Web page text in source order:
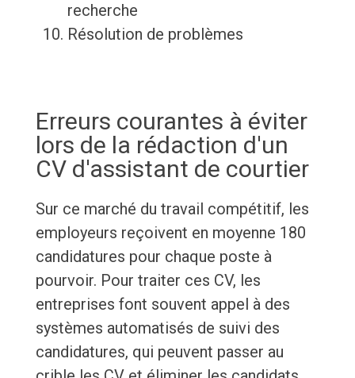
recherche
Résolution de problèmes
Erreurs courantes à éviter
lors de la rédaction d'un
CV d'assistant de courtier
Sur ce marché du travail compétitif, les
employeurs reçoivent en moyenne 180
candidatures pour chaque poste à
pourvoir. Pour traiter ces CV, les
entreprises font souvent appel à des
systèmes automatisés de suivi des
candidatures, qui peuvent passer au